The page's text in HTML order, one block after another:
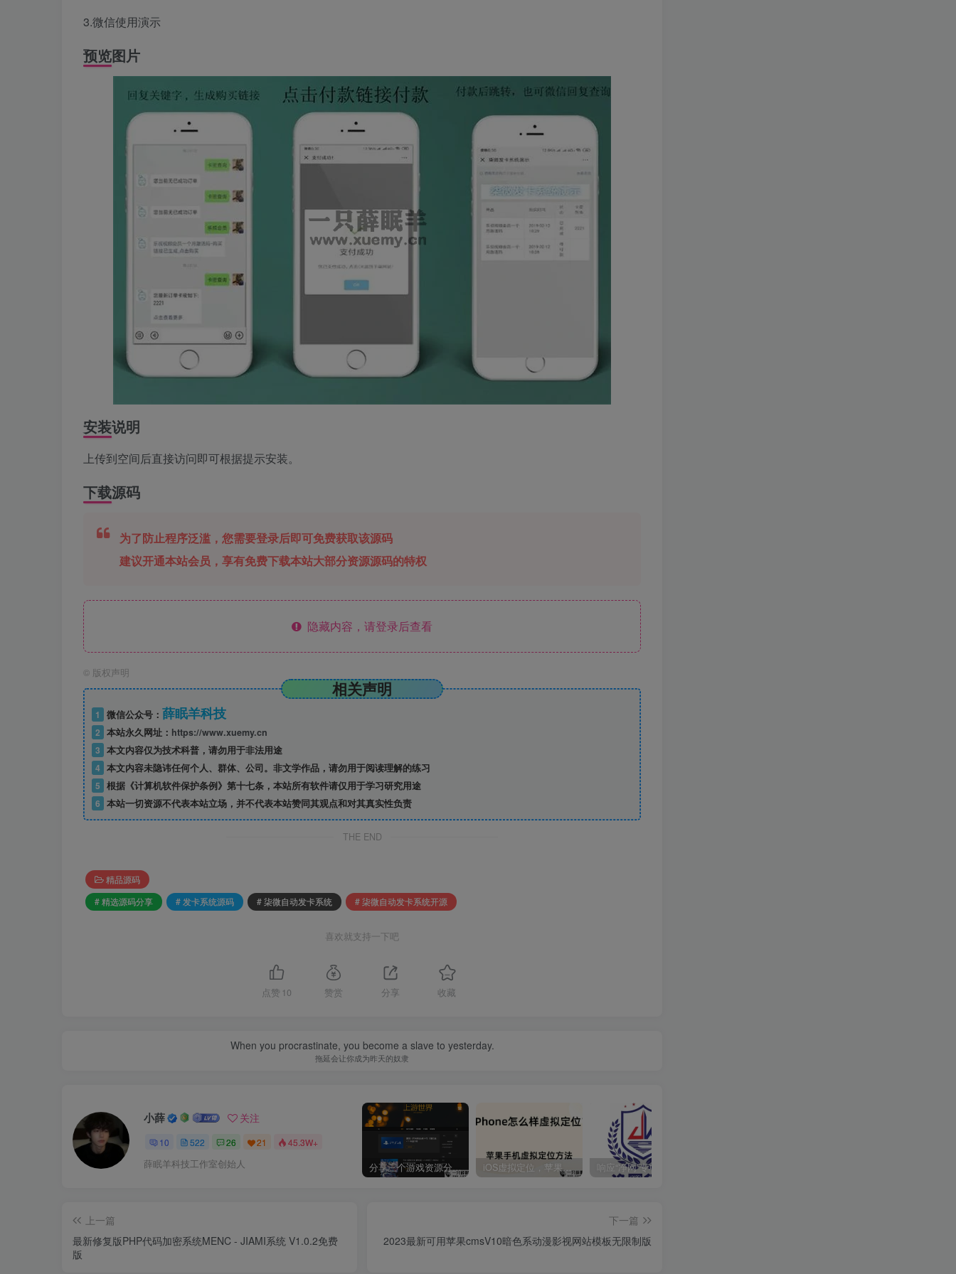
3.微信使用演示
预览图片
安装说明
上传到空间后直接访问即可根据提示安装。
下载源码
为了防止程序泛滥，您需要登录后即可免费获取该源码
建议开通本站会员，享有免费下载本站大部分资源源码的特权
隐藏内容，请登录后查看
© 版权声明
相关声明
1 微信公众号： 薛眠羊科技
2 本站永久网址： https://www.xuemy.cn
3 本文内容仅为技术科普，请勿用于非法用途
4 本文内容未隐讳任何个人、群体、公司。非文学作品，请勿用于阅读理解的练习
5 根据《计算机软件保护条例》第十七条，本站所有软件请仅用于学习研究用途
6 本站一切资源不代表本站立场，并不代表本站赞同其观点和对其真实性负责
THE END
精品源码
# 精选源码分享
# 发卡系统源码 # 柒微自动发卡系统 # 柒微自动发卡系统开源
喜欢就支持一下吧
点赞 10 赞赏 分享 收藏
When you procrastinate, you become a slave to yesterday.
拖延会让你成为昨天的奴隶
小薛 关注
10 522 26 21 45.3W+
薛眠羊科技工作室创始人 分享三个游戏资源分享的网站，包含Switch游戏、PS4游戏、Steam的单机游戏 iOS虚拟定位，苹果手机如何进行虚拟定位？附四种方法教程
上一篇
最新修复版PHP代码加密系统MENC - JIAMI系统 V1.0.2免费
版
下一篇
2023最新可用苹果cmsV10暗色系动漫影视网站模板无限制版